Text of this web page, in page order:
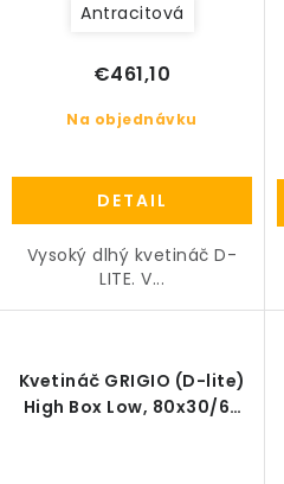
Antracitová
Na objednávku
€461,10
DETAIL
Vysoký dlhý kvetináč D-
LITE. V...
Kvetináč GRIGIO (D-lite)
High Box Low, 80x30/68